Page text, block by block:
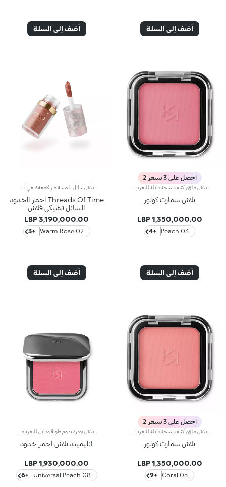
أضف إلى السلة أضف إلى السلة
احصل على 3 بسعر 2
بلاش سمارت كولور
1,350,000.00 LBP
03 Peach
+4
أضف إلى السلة
Threads Of Time أحمر الخدود
السائل تشيكي فلاش
3,190,000.00 LBP
02 Warm Rose
+3
أضف إلى السلة
احصل على 3 بسعر 2
بلاش سمارت كولور
1,350,000.00 LBP
05 Coral
+9
أنليميتد بلاش أحمر خدود
1,930,000.00 LBP
08 Universal Peach
+6